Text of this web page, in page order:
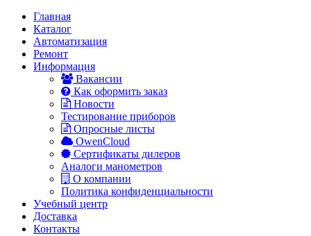
Главная
Каталог
Автоматизация
Ремонт
Информация
Вакансии
Как оформить заказ
Новости
Тестирование приборов
Опросные листы
OwenCloud
Сертификаты дилеров
Аналоги манометров
О компании
Политика конфиденциальности
Учебный центр
Доставка
Контакты